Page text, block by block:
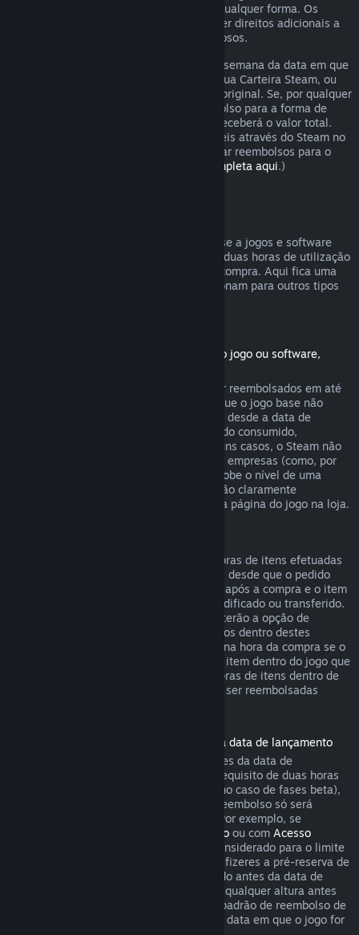
analisaremos o pedido de reembolso de qualquer forma. Os
consumidores em certas regiões podem ter direitos adicionais a
um reembolso em casos de jogos defeituosos.
O reembolso será emitido dentro de uma semana da data em que
foi aprovado. Receberás o reembolso na tua Carteira Steam, ou
diretamente para a forma de pagamento original. Se, por qualquer
razão, o Steam não puder emitir o reembolso para a forma de
pagamento inicial, a tua Carteira Steam receberá o valor total.
(Algumas formas de pagamento disponíveis através do Steam no
teu país podem não ser capazes de efetuar reembolsos para o
Vê a lista completa aqui.)
A oferta de reembolsos do Steam aplica-se a jogos e software
comprados na loja Steam, com menos de duas horas de utilização
e vale até duas semanas após a data de compra. Aqui fica uma
visão geral de como os reembolsos funcionam para outros tipos
(Produtos da loja Steam usados com outro jogo ou software,
DLCs comprados na loja Steam podem ser reembolsados em até
14 dias após a data de compra, e desde que o jogo base não
tenha sido jogado por mais de duas horas desde a data de
compra do DLC, e que o DLC não tenha sido consumido,
modificado ou trocado. Nota que, em alguns casos, o Steam não
poderá reembolsar alguns DLCs de outras empresas (como, por
exemplo, um DLC que irreversivelmente sobe o nível de uma
personagem no jogo). Estas exceções serão claramente
apresentadas como não-reembolsáveis na página do jogo na loja.
O Steam oferecerá reembolsos para compras de itens efetuadas
dentro de jogos desenvolvidos pela Valve, desde que o pedido
seja efetuado num prazo de até 48 horas após a compra e o item
não tenha sido entretanto consumido, modificado ou transferido.
Developers de jogos de outras empresas terão a opção de
permitir reembolsos para compras em jogos dentro destes
mesmos termos. O Steam irá informar-te na hora da compra se o
developer do jogo permite reembolsos no item dentro do jogo que
estiveres a comprar. Caso contrário, compras de itens dentro de
jogos que não sejam da Valve não podem ser reembolsadas
Reembolsos de jogos comprados antes da data de lançamento
Quando se compra um jogo no Steam antes da data de
lançamento, aplica-se imediatamente o requisito de duas horas
de uso para pedir um reembolso (exceto no caso de fases beta),
mas o período de 14 dias para pedir um reembolso só será
contado a partir da data de lançamento. Por exemplo, se
Acesso Antecipadoou com Acesso
, qualquer tempo de uso será considerado para o limite
de duas horas ao pedir um reembolso. Se fizeres a pré-reserva de
um jogo no Steam que não pode ser jogado antes da data de
lançamento, podes pedir um reembolso a qualquer altura antes
do lançamento desse produto. As regras padrão de reembolso de
14 dias/duas horas aplicam-se a partir da data em que o jogo for